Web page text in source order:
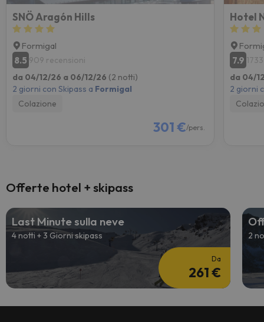
SNÖ Aragón Hills
Formigal
8.5 909 recensioni
da 04/12/26 a 06/12/26 (2 notti)
2 giorni con Skipass a Formigal
Colazione
301 €/pers.
Hotel
7.9
da 04/
2 giorni
Offerte hotel + skipass
Last Minute sulla neve
4 notti + 3 Giorni skipass
Da
261 €
2